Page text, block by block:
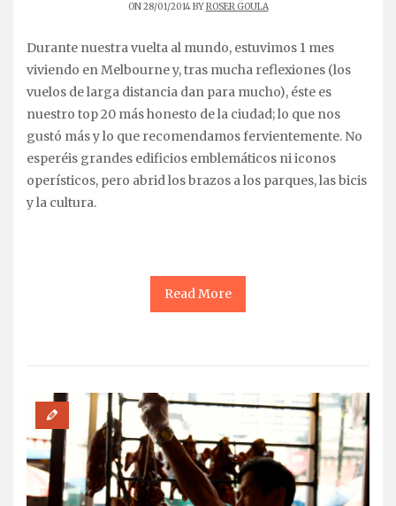
ON 28/01/2014 BYROSER GOULA
Durante nuestra vuelta al mundo, estuvimos 1 mes
viviendo en Melbourne y, tras mucha reflexiones (los
vuelos de larga distancia dan para mucho), éste es
nuestro top 20 más honesto de la ciudad; lo que nos
gustó más y lo que recomendamos fervientemente. No
esperéis grandes edificios emblemáticos ni iconos
operísticos, pero abrid los brazos a los parques, las bicis
y la cultura.
Read More